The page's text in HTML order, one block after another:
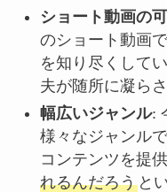
ショート動画の
のショート動画
を知り尽くして
夫が随所に凝ら
幅広いジャンル:
様々なジャンル
コンテンツを提
れるんだろうと